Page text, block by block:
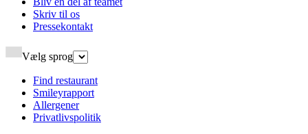
Skriv til os​​​​‌ ‍ ​‍​‍‌‍ ‌ ​‍‌‍‍‌‌‍‌ ‌‍‍‌‌‍ ‍​‍​‍​ ‍‍​‍​‍‌ ​ ‌‍​‌‌‍ ‍‌‍‍‌‌ ‌​‌ ‍‌​‍ ‍‌‍‍‌‌‍ ​‍​‍​‍ ​​‍​‍‌‍‍​‌ ​‍‌‍‌‌‌‍‌‍​‍​‍​ ‍‍​‍​‍‌‍‍​‌ ‌​‌ ‌​‌ ​​‌ ​ ​ ‍‍​‍ ​‍ ‌‍ ‍‌‍ ‌ ​‍‌‍‌​‌‍‍‌‌‍​ ​‍ ‌‌‍​‍‌‍‍‌‌ ‌​‌‍‌‌‌ ​ ​‍ ‌‌‍‌ ‌ ​‍‌‍ ‌ ‌‌‌ ​​​‍ ‌‌ ​ ‌ ‌​‌ ‌‌‌‍‌​‌‍‍‌‌‍ ​‍ ‍‌ ‌‍‌‍‌‌‌ ​‍‌‍​ ‌‍‌‌‌‍ ​​‍ ‍‌‍​‌‌ ​​‌ ​​​‍ ‌‍‍‌‌‍ ‍‌ ‌​‌‍‌‌‌‍ ‍‌ ‌​​‍ ‌‍‌‌‌‍‌​‌‍‍‌‌ ‌​​‍ ‌‍ ‌‌‍ ‌‍‌​‌‍‌‌​ ‌‌ ​​‌ ​‍‌‍‌‌‌ ​ ‌‍‌‌‌‍ ‍‌ ‌​‌‍​‌‌ ‌​‌‍‍‌‌‍ ‌‍ ‍​ ‍ ‌‍‍‌‌‍‌​​ ‌‌‍​‍​ ‌ ​ ​‍‌‍‌‍​ ​​‌‍​‌​ ​‍​ ‌‍​‍ ‌​ ​​‌‍​ ​ ‌ ​ ​‍​‍ ‌​ ‌​‌‍‌​​ ‌ ​ ‌‍​‍ ‌‌‍​‍​ ‌​​ ‌ ‌‍‌‌​‍ ‌​ ​ ​ ‍‌‌‍​‌‌‍‌‍‌‍​‌​ ​‍​ ​‍‌‍​ ‌‍‌‍‌‍‌‍​ ‌‍​ ​‌​ ‍ ‌ ‌​‌ ‍‌‌ ​​‌‍‌‌​ ‌‌ ‌ ‌‍‌‌‌‍​‍‌ ​ ‌‍‍‌‌ ‌​‌‍‌‌‌​ ‍‌‍​‌‌ ‌‍‌‍‍‌‌‍‌ ‌‍​‌‌ ‌​‌‍‍‌‌‍ ‌‍ ‍‌​‍‌‌ ‌​‌‍‌‌‌‍ ‌​ ‍ ‌ ​​‌‍​‌‌ ‌​‌‍‍​​ ‌‌‍ ​‌‍​‌‌‍​‍‌‍‌‌‌‍ ​​‍‌‌​ ‌‌‌​​‍‌‌ ‌‍‍ ‌‍‌‌‌ ‍‌​‍‌‌​ ​ ‌​‌​​‍‌‌​ ​ ‌​‌​​‍‌‌​ ​‍​ ​‍‌‍‌​‌‍​‌​‍‌‌​ ​‍​ ​‍​‍‌‌​ ‌‌‌​‌​​‍ ‍‌ ‌‍‌‍​‌‌‍ ​‌ ‌‌‌‍‌‌​ ‌‍​‍‌‍​‌‌ ​ ‌‍‌‌‌‌‌‌‌ ​‍‌‍ ​​ ‌‌‍‍​‌ ‌​‌ ‌​‌ ​​‌ ​ ​‍‌‌​ ​ ‌​​‌​‍‌‌​ ​‍‌​‌‍​‍‌‌​ ​‍‌​‌‍‌‍ ‍‌‍ ‌ ​‍‌‍‌​‌‍‍‌‌‍​ ​‍ ‌‌‍​‍‌‍‍‌‌ ‌​‌‍‌‌‌ ​ ​‍ ‌‌‍‌ ‌ ​‍‌‍ ‌ ‌‌‌ ​​​‍ ‌‌ ​ ‌ ‌​‌ ‌‌‌‍‌​‌‍‍‌‌‍ ​‍ ‍‌ ‌‍‌‍‌‌‌ ​‍‌‍​ ‌‍‌‌‌‍ ​​‍ ‍‌‍​‌‌ ​​‌ ​​​‍‌‍‌‍‍‌‌‍‌​​ ‌‌‍​‍​ ‌ ​ ​‍‌‍‌‍​ ​​‌‍​‌​ ​‍​ ‌‍​‍ ‌​ ​​‌‍​ ​ ‌ ​ ​‍​‍ ‌​ ‌​‌‍‌​​ ‌ ​ ‌‍​‍ ‌‌‍​‍​ ‌​​ ‌ ‌‍‌‌​‍ ‌​ ​ ​ ‍‌‌‍​‌‌‍‌‍‌‍​‌​ ​‍​ ​‍‌‍​ ‌‍‌‍‌‍‌‍​ ‌‍​ ​‌​‍‌‍‌ ‌​‌ ‍‌‌ ​​‌‍‌‌​ ‌‌ ‌ ‌‍‌‌‌‍​‍‌ ​ ‌‍‍‌‌ ‌​‌‍‌‌‌​ ‍‌‍​‌‌ ‌‍‌‍‍‌‌‍‌ ‌‍​‌‌ ‌​‌‍‍‌‌‍ ‌‍ ‍‌​‍‌‌ ‌​‌‍‌‌‌‍ ‌​‍‌‍‌ ​​‌‍​‌‌ ‌​‌‍‍​​ ‌‌‍ ​‌‍​‌‌‍​‍‌‍‌‌‌‍ ​​‍‌‌​ ‌‌‌​​‍‌‌ ‌‍‍ ‌‍‌‌‌ ‍‌​‍‌‌​ ​ ‌​‌​​‍‌‌​ ​ ‌​‌​​‍‌‌​ ​‍​ ​‍‌‍‌​‌‍​‌​‍‌‌​ ​‍​ ​‍​‍‌‌​ ‌‌‌​‌​​‍ ‍‌ ‌‍‌‍​‌‌‍ ​‌ ‌‌‌‍‌‌​‍‌‍‌ ​​‌‍‌‌‌ ​‍‌ ​ ‌ ​​‌‍‌‌‌‍​ ‌ ‌​‌‍‍‌‌ ‌‍‌‍‌‌​ ‌‌ ​​‌ ‌‌‌‍​‍‌‍ ​‌‍‍‌‌ ​ ‌‍‍​‌‍‌‌‌‍‌​​‍​‍‌ ‌
Pressekontakt​​​​‌ ‍ ​‍​‍‌‍ ‌ ​‍‌‍‍‌‌‍‌ ‌‍‍‌‌‍ ‍​‍​‍​ ‍‍​‍​‍‌ ​ ‌‍​‌‌‍ ‍‌‍‍‌‌ ‌​‌ ‍‌​‍ ‍‌‍‍‌‌‍ ​‍​‍​‍ ​​‍​‍‌‍‍​‌ ​‍‌‍‌‌‌‍‌‍​‍​‍​ ‍‍​‍​‍‌‍‍​‌ ‌​‌ ‌​‌ ​​‌ ​ ​ ‍‍​‍ ​‍ ‌‍ ‍‌‍ ‌ ​‍‌‍‌​‌‍‍‌‌‍​ ​‍ ‌‌‍​‍‌‍‍‌‌ ‌​‌‍‌‌‌ ​ ​‍ ‌‌‍‌ ‌ ​‍‌‍ ‌ ‌‌‌ ​​​‍ ‌‌ ​ ‌ ‌​‌ ‌‌‌‍‌​‌‍‍‌‌‍ ​‍ ‍‌ ‌‍‌‍‌‌‌ ​‍‌‍​ ‌‍‌‌‌‍ ​​‍ ‍‌‍​‌‌ ​​‌ ​​​‍ ‌‍‍‌‌‍ ‍‌ ‌​‌‍‌‌‌‍ ‍‌ ‌​​‍ ‌‍‌‌‌‍‌​‌‍‍‌‌ ‌​​‍ ‌‍ ‌‌‍ ‌‍‌​‌‍‌‌​ ‌‌ ​​‌ ​‍‌‍‌‌‌ ​ ‌‍‌‌‌‍ ‍‌ ‌​‌‍​‌‌ ‌​‌‍‍‌‌‍ ‌‍ ‍​ ‍ ‌‍‍‌‌‍‌​​ ‌​ ‌‍​ ‌​​ ​ ‌‍‌​​ ‍‌​ ‍‌​ ‌‌‌‍‌‍​‍ ‌​ ​​‌‍‌‍‌‍​‌​ ‌‍​‍ ‌​ ‌​‌‍‌‍​ ‌‌​ ‌​​‍ ‌‌‍​‌​ ​ ​ ​‍​ ‌ ​‍ ‌​ ​‍‌‍‌‌‌‍‌‍‌‍​‌​ ​‍​ ​‍​ ​ ​ ‌ ‌‍‌‌​ ​​​ ​​​ ‌ ​ ‍ ‌ ‌​‌ ‍‌‌ ​​‌‍‌‌​ ‌‌ ‌ ‌‍‌‌‌‍​‍‌ ​ ‌‍‍‌‌ ‌​‌‍‌‌‌​ ‍‌‍​‌‌ ‌‍‌‍‍‌‌‍‌ ‌‍​‌‌ ‌​‌‍‍‌‌‍ ‌‍ ‍‌​‍‌‌ ‌​‌‍‌‌‌‍ ‌​ ‍ ‌ ​​‌‍​‌‌ ‌​‌‍‍​​ ‌‌‍ ​‌‍​‌‌‍​‍‌‍‌‌‌‍ ​​‍‌‌​ ‌‌‌​​‍‌‌ ‌‍‍ ‌‍‌‌‌ ‍‌​‍‌‌​ ​ ‌​‌​​‍‌‌​ ​ ‌​‌​​‍‌‌​ ​‍​ ​‍‌‍‌​‌‍​‌​‍‌‌​ ​‍​ ​‍​‍‌‌​ ‌‌‌​‌​​‍ ‍‌ ‌‍‌‍​‌‌‍ ​‌ ‌‌‌‍‌‌​ ‌‍​‍‌‍​‌‌ ​ ‌‍‌‌‌‌‌‌‌ ​‍‌‍ ​​ ‌‌‍‍​‌ ‌​‌ ‌​‌ ​​‌ ​ ​‍‌‌​ ​ ‌​​‌​‍‌‌​ ​‍‌​‌‍​‍‌‌​ ​‍‌​‌‍‌‍ ‍‌‍ ‌ ​‍‌‍‌​‌‍‍‌‌‍​ ​‍ ‌‌‍​‍‌‍‍‌‌ ‌​‌‍‌‌‌ ​ ​‍ ‌‌‍‌ ‌ ​‍‌‍ ‌ ‌‌‌ ​​​‍ ‌‌ ​ ‌ ‌​‌ ‌‌‌‍‌​‌‍‍‌‌‍ ​‍ ‍‌ ‌‍‌‍‌‌‌ ​‍‌‍​ ‌‍‌‌‌‍ ​​‍ ‍‌‍​‌‌ ​​‌ ​​​‍‌‍‌‍‍‌‌‍‌​​ ‌​ ‌‍​ ‌​​ ​ ‌‍‌​​ ‍‌​ ‍‌​ ‌‌‌‍‌‍​‍ ‌​ ​​‌‍‌‍‌‍​‌​ ‌‍​‍ ‌​ ‌​‌‍‌‍​ ‌‌​ ‌​​‍ ‌‌‍​‌​ ​ ​ ​‍​ ‌ ​‍ ‌​ ​‍‌‍‌‌‌‍‌‍‌‍​‌​ ​‍​ ​‍​ ​ ​ ‌ ‌‍‌‌​ ​​​ ​​​ ‌ ​‍‌‍‌ ‌​‌ ‍‌‌ ​​‌‍‌‌​ ‌‌ ‌ ‌‍‌‌‌‍​‍‌ ​ ‌‍‍‌‌ ‌​‌‍‌‌‌​ ‍‌‍​‌‌ ‌‍‌‍‍‌‌‍‌ ‌‍​‌‌ ‌​‌‍‍‌‌‍ ‌‍ ‍‌​‍‌‌ ‌​‌‍‌‌‌‍ ‌​‍‌‍‌ ​​‌‍​‌‌ ‌​‌‍‍​​ ‌‌‍ ​‌‍​‌‌‍​‍‌‍‌‌‌‍ ​​‍‌‌​ ‌‌‌​​‍‌‌ ‌‍‍ ‌‍‌‌‌ ‍‌​‍‌‌​ ​ ‌​‌​​‍‌‌​ ​ ‌​‌​​‍‌‌​ ​‍​ ​‍‌‍‌​‌‍​‌​‍‌‌​ ​‍​ ​‍​‍‌‌​ ‌‌‌​‌​​‍ ‍‌ ‌‍‌‍​‌‌‍ ​‌ ‌‌‌‍‌‌​‍‌‍‌ ​​‌‍‌‌‌ ​‍‌ ​ ‌ ​​‌‍‌‌‌‍​ ‌ ‌​‌‍‍‌‌ ‌‍‌‍‌‌​ ‌‌ ​​‌ ‌‌‌‍​‍‌‍ ​‌‍‍‌‌ ​ ‌‍‍​‌‍‌‌‌‍‌​​‍​‍‌ ‌
Vælg sprog
Find restaurant​​​​‌ ‍ ​‍​‍‌‍ ‌ ​‍‌‍‍‌‌‍‌ ‌‍‍‌‌‍ ‍​‍​‍​ ‍‍​‍​‍‌ ​ ‌‍​‌‌‍ ‍‌‍‍‌‌ ‌​‌ ‍‌​‍ ‍‌‍‍‌‌‍ ​‍​‍​‍ ​​‍​‍‌‍‍​‌ ​‍‌‍‌‌‌‍‌‍​‍​‍​ ‍‍​‍​‍‌‍‍​‌ ‌​‌ ‌​‌ ​​‌ ​ ​ ‍‍​‍ ​‍ ‌‍ ‍‌‍ ‌ ​‍‌‍‌​‌‍‍‌‌‍​ ​‍ ‌‌‍​‍‌‍‍‌‌ ‌​‌‍‌‌‌ ​ ​‍ ‌‌‍‌ ‌ ​‍‌‍ ‌ ‌‌‌ ​​​‍ ‌‌ ​ ‌ ‌​‌ ‌‌‌‍‌​‌‍‍‌‌‍ ​‍ ‍‌ ‌‍‌‍‌‌‌ ​‍‌‍​ ‌‍‌‌‌‍ ​​‍ ‍‌‍​‌‌ ​​‌ ​​​‍ ‌‍‍‌‌‍ ‍‌ ‌​‌‍‌‌‌‍ ‍‌ ‌​​‍ ‌‍‌‌‌‍‌​‌‍‍‌‌ ‌​​‍ ‌‍ ‌‌‍ ‌‍‌​‌‍‌‌​ ‌‌ ​​‌ ​‍‌‍‌‌‌ ​ ‌‍‌‌‌‍ ‍‌ ‌​‌‍​‌‌ ‌​‌‍‍‌‌‍ ‌‍ ‍​ ‍ ‌‍‍‌‌‍‌​​ ‌‌‍​‍​ ​‌​ ‌​​ ‌‍​ ‌ ​ ‍​​ ‍​​ ​‍​‍ ‌​ ‌‍​ ‌‌​ ‌​‌‍‌‍​‍ ‌​ ‌​​ ‌‍​ ​‌​ ‌‍​‍ ‌​ ‍‌​ ‍‌​ ‌‌​ ‌‌​‍ ‌‌‍‌‍​ ‍​‌‍​‍‌‍‌​​ ‍‌​ ​‌‌‍​‍​ ‍​​ ‍​‌‍‌‌​ ​ ​ ‍​​ ‍ ‌ ‌​‌ ‍‌‌ ​​‌‍‌‌​ ‌‌ ‌ ‌‍‌‌‌‍​‍‌ ​ ‌‍‍‌‌ ‌​‌‍‌‌‌​ ‍‌‍​‌‌ ‌‍‌‍‍‌‌‍‌ ‌‍​‌‌ ‌​‌‍‍‌‌‍ ‌‍ ‍‌​‍‌‌ ‌​‌‍‌‌‌‍ ‌​ ‍ ‌ ​​‌‍​‌‌ ‌​‌‍‍​​ ‌‌‍ ​‌‍​‌‌‍​‍‌‍‌‌‌‍ ​​‍‌‌​ ‌‌‌​​‍‌‌ ‌‍‍ ‌‍‌‌‌ ‍‌​‍‌‌​ ​ ‌​‌​​‍‌‌​ ​ ‌​‌​​‍‌‌​ ​‍​ ​‍‌‍‌​‌‍​‌​‍‌‌​ ​‍​ ​‍​‍‌‌​ ‌‌‌​‌​​‍ ‍‌ ‌‍‌‍​‌‌‍ ​‌ ‌‌‌‍‌‌​ ‌‍​‍‌‍​‌‌ ​ ‌‍‌‌‌‌‌‌‌ ​‍‌‍ ​​ ‌‌‍‍​‌ ‌​‌ ‌​‌ ​​‌ ​ ​‍‌‌​ ​ ‌​​‌​‍‌‌​ ​‍‌​‌‍​‍‌‌​ ​‍‌​‌‍‌‍ ‍‌‍ ‌ ​‍‌‍‌​‌‍‍‌‌‍​ ​‍ ‌‌‍​‍‌‍‍‌‌ ‌​‌‍‌‌‌ ​ ​‍ ‌‌‍‌ ‌ ​‍‌‍ ‌ ‌‌‌ ​​​‍ ‌‌ ​ ‌ ‌​‌ ‌‌‌‍‌​‌‍‍‌‌‍ ​‍ ‍‌ ‌‍‌‍‌‌‌ ​‍‌‍​ ‌‍‌‌‌‍ ​​‍ ‍‌‍​‌‌ ​​‌ ​​​‍‌‍‌‍‍‌‌‍‌​​ ‌‌‍​‍​ ​‌​ ‌​​ ‌‍​ ‌ ​ ‍​​ ‍​​ ​‍​‍ ‌​ ‌‍​ ‌‌​ ‌​‌‍‌‍​‍ ‌​ ‌​​ ‌‍​ ​‌​ ‌‍​‍ ‌​ ‍‌​ ‍‌​ ‌‌​ ‌‌​‍ ‌‌‍‌‍​ ‍​‌‍​‍‌‍‌​​ ‍‌​ ​‌‌‍​‍​ ‍​​ ‍​‌‍‌‌​ ​ ​ ‍​​‍‌‍‌ ‌​‌ ‍‌‌ ​​‌‍‌‌​ ‌‌ ‌ ‌‍‌‌‌‍​‍‌ ​ ‌‍‍‌‌ ‌​‌‍‌‌‌​ ‍‌‍​‌‌ ‌‍‌‍‍‌‌‍‌ ‌‍​‌‌ ‌​‌‍‍‌‌‍ ‌‍ ‍‌​‍‌‌ ‌​‌‍‌‌‌‍ ‌​‍‌‍‌ ​​‌‍​‌‌ ‌​‌‍‍​​ ‌‌‍ ​‌‍​‌‌‍​‍‌‍‌‌‌‍ ​​‍‌‌​ ‌‌‌​​‍‌‌ ‌‍‍ ‌‍‌‌‌ ‍‌​‍‌‌​ ​ ‌​‌​​‍‌‌​ ​ ‌​‌​​‍‌‌​ ​‍​ ​‍‌‍‌​‌‍​‌​‍‌‌​ ​‍​ ​‍​‍‌‌​ ‌‌‌​‌​​‍ ‍‌ ‌‍‌‍​‌‌‍ ​‌ ‌‌‌‍‌‌​‍‌‍‌ ​​‌‍‌‌‌ ​‍‌ ​ ‌ ​​‌‍‌‌‌‍​ ‌ ‌​‌‍‍‌‌ ‌‍‌‍‌‌​ ‌‌ ​​‌ ‌‌‌‍​‍‌‍ ​‌‍‍‌‌ ​ ‌‍‍​‌‍‌‌‌‍‌​​‍​‍‌ ‌
Smileyrapport​​​​‌ ‍ ​‍​‍‌‍ ‌ ​‍‌‍‍‌‌‍‌ ‌‍‍‌‌‍ ‍​‍​‍​ ‍‍​‍​‍‌ ​ ‌‍​‌‌‍ ‍‌‍‍‌‌ ‌​‌ ‍‌​‍ ‍‌‍‍‌‌‍ ​‍​‍​‍ ​​‍​‍‌‍‍​‌ ​‍‌‍‌‌‌‍‌‍​‍​‍​ ‍‍​‍​‍‌‍‍​‌ ‌​‌ ‌​‌ ​​‌ ​ ​ ‍‍​‍ ​‍ ‌‍ ‍‌‍ ‌ ​‍‌‍‌​‌‍‍‌‌‍​ ​‍ ‌‌‍​‍‌‍‍‌‌ ‌​‌‍‌‌‌ ​ ​‍ ‌‌‍‌ ‌ ​‍‌‍ ‌ ‌‌‌ ​​​‍ ‌‌ ​ ‌ ‌​‌ ‌‌‌‍‌​‌‍‍‌‌‍ ​‍ ‍‌ ‌‍‌‍‌‌‌ ​‍‌‍​ ‌‍‌‌‌‍ ​​‍ ‍‌‍​‌‌ ​​‌ ​​​‍ ‌‍‍‌‌‍ ‍‌ ‌​‌‍‌‌‌‍ ‍‌ ‌​​‍ ‌‍‌‌‌‍‌​‌‍‍‌‌ ‌​​‍ ‌‍ ‌‌‍ ‌‍‌​‌‍‌‌​ ‌‌ ​​‌ ​‍‌‍‌‌‌ ​ ‌‍‌‌‌‍ ‍‌ ‌​‌‍​‌‌ ‌​‌‍‍‌‌‍ ‌‍ ‍​ ‍ ‌‍‍‌‌‍‌​​ ‌‌‍​‍​ ‌ ​ ​​‌‍‌‍‌‍‌‌​ ‍​‌‍‌‌​ ‌‍​‍ ‌‌‍​ ‌‍‌‌‌‍‌​​ ‌‍​‍ ‌​ ‌​‌‍​‍​ ​ ​ ​‌​‍ ‌​ ‍‌​ ​​‌‍‌‌​ ‌‍​‍ ‌​ ‌‍​ ​ ‌‍‌‌​ ​ ​ ​​‌‍​ ​ ‍‌​ ​​​ ‌​​ ​ ​ ​‍​ ‍​​ ‍ ‌ ‌​‌ ‍‌‌ ​​‌‍‌‌​ ‌‌ ‌ ‌‍‌‌‌‍​‍‌ ​ ‌‍‍‌‌ ‌​‌‍‌‌‌​ ‍‌‍​‌‌ ‌‍‌‍‍‌‌‍‌ ‌‍​‌‌ ‌​‌‍‍‌‌‍ ‌‍ ‍‌​‍‌‌ ‌​‌‍‌‌‌‍ ‌​ ‍ ‌ ​​‌‍​‌‌ ‌​‌‍‍​​ ‌‌‍ ​‌‍​‌‌‍​‍‌‍‌‌‌‍ ​​‍‌‌​ ‌‌‌​​‍‌‌ ‌‍‍ ‌‍‌‌‌ ‍‌​‍‌‌​ ​ ‌​‌​​‍‌‌​ ​ ‌​‌​​‍‌‌​ ​‍​ ​‍‌‍‌​‌‍​‌​‍‌‌​ ​‍​ ​‍​‍‌‌​ ‌‌‌​‌​​‍ ‍‌ ‌‍‌‍​‌‌‍ ​‌ ‌‌‌‍‌‌​ ‌‍​‍‌‍​‌‌ ​ ‌‍‌‌‌‌‌‌‌ ​‍‌‍ ​​ ‌‌‍‍​‌ ‌​‌ ‌​‌ ​​‌ ​ ​‍‌‌​ ​ ‌​​‌​‍‌‌​ ​‍‌​‌‍​‍‌‌​ ​‍‌​‌‍‌‍ ‍‌‍ ‌ ​‍‌‍‌​‌‍‍‌‌‍​ ​‍ ‌‌‍​‍‌‍‍‌‌ ‌​‌‍‌‌‌ ​ ​‍ ‌‌‍‌ ‌ ​‍‌‍ ‌ ‌‌‌ ​​​‍ ‌‌ ​ ‌ ‌​‌ ‌‌‌‍‌​‌‍‍‌‌‍ ​‍ ‍‌ ‌‍‌‍‌‌‌ ​‍‌‍​ ‌‍‌‌‌‍ ​​‍ ‍‌‍​‌‌ ​​‌ ​​​‍‌‍‌‍‍‌‌‍‌​​ ‌‌‍​‍​ ‌ ​ ​​‌‍‌‍‌‍‌‌​ ‍​‌‍‌‌​ ‌‍​‍ ‌‌‍​ ‌‍‌‌‌‍‌​​ ‌‍​‍ ‌​ ‌​‌‍​‍​ ​ ​ ​‌​‍ ‌​ ‍‌​ ​​‌‍‌‌​ ‌‍​‍ ‌​ ‌‍​ ​ ‌‍‌‌​ ​ ​ ​​‌‍​ ​ ‍‌​ ​​​ ‌​​ ​ ​ ​‍​ ‍​​‍‌‍‌ ‌​‌ ‍‌‌ ​​‌‍‌‌​ ‌‌ ‌ ‌‍‌‌‌‍​‍‌ ​ ‌‍‍‌‌ ‌​‌‍‌‌‌​ ‍‌‍​‌‌ ‌‍‌‍‍‌‌‍‌ ‌‍​‌‌ ‌​‌‍‍‌‌‍ ‌‍ ‍‌​‍‌‌ ‌​‌‍‌‌‌‍ ‌​‍‌‍‌ ​​‌‍​‌‌ ‌​‌‍‍​​ ‌‌‍ ​‌‍​‌‌‍​‍‌‍‌‌‌‍ ​​‍‌‌​ ‌‌‌​​‍‌‌ ‌‍‍ ‌‍‌‌‌ ‍‌​‍‌‌​ ​ ‌​‌​​‍‌‌​ ​ ‌​‌​​‍‌‌​ ​‍​ ​‍‌‍‌​‌‍​‌​‍‌‌​ ​‍​ ​‍​‍‌‌​ ‌‌‌​‌​​‍ ‍‌ ‌‍‌‍​‌‌‍ ​‌ ‌‌‌‍‌‌​‍‌‍‌ ​​‌‍‌‌‌ ​‍‌ ​ ‌ ​​‌‍‌‌‌‍​ ‌ ‌​‌‍‍‌‌ ‌‍‌‍‌‌​ ‌‌ ​​‌ ‌‌‌‍​‍‌‍ ​‌‍‍‌‌ ​ ‌‍‍​‌‍‌‌‌‍‌​​‍​‍‌ ‌
Allergener​​​​‌ ‍ ​‍​‍‌‍ ‌ ​‍‌‍‍‌‌‍‌ ‌‍‍‌‌‍ ‍​‍​‍​ ‍‍​‍​‍‌ ​ ‌‍​‌‌‍ ‍‌‍‍‌‌ ‌​‌ ‍‌​‍ ‍‌‍‍‌‌‍ ​‍​‍​‍ ​​‍​‍‌‍‍​‌ ​‍‌‍‌‌‌‍‌‍​‍​‍​ ‍‍​‍​‍‌‍‍​‌ ‌​‌ ‌​‌ ​​‌ ​ ​ ‍‍​‍ ​‍ ‌‍ ‍‌‍ ‌ ​‍‌‍‌​‌‍‍‌‌‍​ ​‍ ‌‌‍​‍‌‍‍‌‌ ‌​‌‍‌‌‌ ​ ​‍ ‌‌‍‌ ‌ ​‍‌‍ ‌ ‌‌‌ ​​​‍ ‌‌ ​ ‌ ‌​‌ ‌‌‌‍‌​‌‍‍‌‌‍ ​‍ ‍‌ ‌‍‌‍‌‌‌ ​‍‌‍​ ‌‍‌‌‌‍ ​​‍ ‍‌‍​‌‌ ​​‌ ​​​‍ ‌‍‍‌‌‍ ‍‌ ‌​‌‍‌‌‌‍ ‍‌ ‌​​‍ ‌‍‌‌‌‍‌​‌‍‍‌‌ ‌​​‍ ‌‍ ‌‌‍ ‌‍‌​‌‍‌‌​ ‌‌ ​​‌ ​‍‌‍‌‌‌ ​ ‌‍‌‌‌‍ ‍‌ ‌​‌‍​‌‌ ‌​‌‍‍‌‌‍ ‌‍ ‍​ ‍ ‌‍‍‌‌‍‌​​ ‌​ ‌​​ ‍​​ ‌ ‌‍​‍​ ‌​​ ​‌​ ​​‌‍‌​​‍ ‌‌‍‌​​ ‍​‌‍​‍‌‍​‍​‍ ‌​ ‌​‌‍‌‍​ ​​​ ‌​​‍ ‌‌‍​‍​ ‌ ​ ‌ ​ ​ ​‍ ‌​ ‌‍​ ‍‌‌‍‌‍​ ‌​​ ‍​‌‍​ ​ ​‌‌‍‌‍‌‍​ ‌‍‌‍​ ‌‍​ ‌‌​ ‍ ‌ ‌​‌ ‍‌‌ ​​‌‍‌‌​ ‌‌ ‌ ‌‍‌‌‌‍​‍‌ ​ ‌‍‍‌‌ ‌​‌‍‌‌‌​ ‍‌‍​‌‌ ‌‍‌‍‍‌‌‍‌ ‌‍​‌‌ ‌​‌‍‍‌‌‍ ‌‍ ‍‌​‍‌‌ ‌​‌‍‌‌‌‍ ‌​ ‍ ‌ ​​‌‍​‌‌ ‌​‌‍‍​​ ‌‌‍ ​‌‍​‌‌‍​‍‌‍‌‌‌‍ ​​‍‌‌​ ‌‌‌​​‍‌‌ ‌‍‍ ‌‍‌‌‌ ‍‌​‍‌‌​ ​ ‌​‌​​‍‌‌​ ​ ‌​‌​​‍‌‌​ ​‍​ ​‍‌‍‌​‌‍​‌​‍‌‌​ ​‍​ ​‍​‍‌‌​ ‌‌‌​‌​​‍ ‍‌ ‌‍‌‍​‌‌‍ ​‌ ‌‌‌‍‌‌​ ‌‍​‍‌‍​‌‌ ​ ‌‍‌‌‌‌‌‌‌ ​‍‌‍ ​​ ‌‌‍‍​‌ ‌​‌ ‌​‌ ​​‌ ​ ​‍‌‌​ ​ ‌​​‌​‍‌‌​ ​‍‌​‌‍​‍‌‌​ ​‍‌​‌‍‌‍ ‍‌‍ ‌ ​‍‌‍‌​‌‍‍‌‌‍​ ​‍ ‌‌‍​‍‌‍‍‌‌ ‌​‌‍‌‌‌ ​ ​‍ ‌‌‍‌ ‌ ​‍‌‍ ‌ ‌‌‌ ​​​‍ ‌‌ ​ ‌ ‌​‌ ‌‌‌‍‌​‌‍‍‌‌‍ ​‍ ‍‌ ‌‍‌‍‌‌‌ ​‍‌‍​ ‌‍‌‌‌‍ ​​‍ ‍‌‍​‌‌ ​​‌ ​​​‍‌‍‌‍‍‌‌‍‌​​ ‌​ ‌​​ ‍​​ ‌ ‌‍​‍​ ‌​​ ​‌​ ​​‌‍‌​​‍ ‌‌‍‌​​ ‍​‌‍​‍‌‍​‍​‍ ‌​ ‌​‌‍‌‍​ ​​​ ‌​​‍ ‌‌‍​‍​ ‌ ​ ‌ ​ ​ ​‍ ‌​ ‌‍​ ‍‌‌‍‌‍​ ‌​​ ‍​‌‍​ ​ ​‌‌‍‌‍‌‍​ ‌‍‌‍​ ‌‍​ ‌‌​‍‌‍‌ ‌​‌ ‍‌‌ ​​‌‍‌‌​ ‌‌ ‌ ‌‍‌‌‌‍​‍‌ ​ ‌‍‍‌‌ ‌​‌‍‌‌‌​ ‍‌‍​‌‌ ‌‍‌‍‍‌‌‍‌ ‌‍​‌‌ ‌​‌‍‍‌‌‍ ‌‍ ‍‌​‍‌‌ ‌​‌‍‌‌‌‍ ‌​‍‌‍‌ ​​‌‍​‌‌ ‌​‌‍‍​​ ‌‌‍ ​‌‍​‌‌‍​‍‌‍‌‌‌‍ ​​‍‌‌​ ‌‌‌​​‍‌‌ ‌‍‍ ‌‍‌‌‌ ‍‌​‍‌‌​ ​ ‌​‌​​‍‌‌​ ​ ‌​‌​​‍‌‌​ ​‍​ ​‍‌‍‌​‌‍​‌​‍‌‌​ ​‍​ ​‍​‍‌‌​ ‌‌‌​‌​​‍ ‍‌ ‌‍‌‍​‌‌‍ ​‌ ‌‌‌‍‌‌​‍‌‍‌ ​​‌‍‌‌‌ ​‍‌ ​ ‌ ​​‌‍‌‌‌‍​ ‌ ‌​‌‍‍‌‌ ‌‍‌‍‌‌​ ‌‌ ​​‌ ‌‌‌‍​‍‌‍ ​‌‍‍‌‌ ​ ‌‍‍​‌‍‌‌‌‍‌​​‍​‍‌ ‌
Privatlivspolitik​​​​‌ ‍ ​‍​‍‌‍ ‌ ​‍‌‍‍‌‌‍‌ ‌‍‍‌‌‍ ‍​‍​‍​ ‍‍​‍​‍‌ ​ ‌‍​‌‌‍ ‍‌‍‍‌‌ ‌​‌ ‍‌​‍ ‍‌‍‍‌‌‍ ​‍​‍​‍ ​​‍​‍‌‍‍​‌ ​‍‌‍‌‌‌‍‌‍​‍​‍​ ‍‍​‍​‍‌‍‍​‌ ‌​‌ ‌​‌ ​​‌ ​ ​ ‍‍​‍ ​‍ ‌‍ ‍‌‍ ‌ ​‍‌‍‌​‌‍‍‌‌‍​ ​‍ ‌‌‍​‍‌‍‍‌‌ ‌​‌‍‌‌‌ ​ ​‍ ‌‌‍‌ ‌ ​‍‌‍ ‌ ‌‌‌ ​​​‍ ‌‌ ​ ‌ ‌​‌ ‌‌‌‍‌​‌‍‍‌‌‍ ​‍ ‍‌ ‌‍‌‍‌‌‌ ​‍‌‍​ ‌‍‌‌‌‍ ​​‍ ‍‌‍​‌‌ ​​‌ ​​​‍ ‌‍‍‌‌‍ ‍‌ ‌​‌‍‌‌‌‍ ‍‌ ‌​​‍ ‌‍‌‌‌‍‌​‌‍‍‌‌ ‌​​‍ ‌‍ ‌‌‍ ‌‍‌​‌‍‌‌​ ‌‌ ​​‌ ​‍‌‍‌‌‌ ​ ‌‍‌‌‌‍ ‍‌ ‌​‌‍​‌‌ ‌​‌‍‍‌‌‍ ‌‍ ‍​ ‍ ‌‍‍‌‌‍‌​​ ‌​ ‍‌​ ‍​‌‍​‍‌‍‌​‌‍​‍​ ‌​​ ‌ ​ ​‍​‍ ‌‌‍‌​‌‍​ ‌‍‌‌‌‍‌‍​‍ ‌​ ‌​​ ‍​​ ​‍​ ‌‍​‍ ‌‌‍​‌‌‍​ ‌‍​ ​ ‌ ​‍ ‌​ ​ ​ ​ ​ ‌‌​ ​​‌‍​‌​ ‌‌​ ​‍‌‍​ ‌‍‌​​ ‌​‌‍‌‌​ ‌‌​ ‍ ‌ ‌​‌ ‍‌‌ ​​‌‍‌‌​ ‌‌ ‌ ‌‍‌‌‌‍​‍‌ ​ ‌‍‍‌‌ ‌​‌‍‌‌‌​ ‍‌‍​‌‌ ‌‍‌‍‍‌‌‍‌ ‌‍​‌‌ ‌​‌‍‍‌‌‍ ‌‍ ‍‌​‍‌‌ ‌​‌‍‌‌‌‍ ‌​ ‍ ‌ ​​‌‍​‌‌ ‌​‌‍‍​​ ‌‌‍ ​‌‍​‌‌‍​‍‌‍‌‌‌‍ ​​‍‌‌​ ‌‌‌​​‍‌‌ ‌‍‍ ‌‍‌‌‌ ‍‌​‍‌‌​ ​ ‌​‌​​‍‌‌​ ​ ‌​‌​​‍‌‌​ ​‍​ ​‍‌‍‌​‌‍​‌​‍‌‌​ ​‍​ ​‍​‍‌‌​ ‌‌‌​‌​​‍ ‍‌ ‌‍‌‍​‌‌‍ ​‌ ‌‌‌‍‌‌​ ‌‍​‍‌‍​‌‌ ​ ‌‍‌‌‌‌‌‌‌ ​‍‌‍ ​​ ‌‌‍‍​‌ ‌​‌ ‌​‌ ​​‌ ​ ​‍‌‌​ ​ ‌​​‌​‍‌‌​ ​‍‌​‌‍​‍‌‌​ ​‍‌​‌‍‌‍ ‍‌‍ ‌ ​‍‌‍‌​‌‍‍‌‌‍​ ​‍ ‌‌‍​‍‌‍‍‌‌ ‌​‌‍‌‌‌ ​ ​‍ ‌‌‍‌ ‌ ​‍‌‍ ‌ ‌‌‌ ​​​‍ ‌‌ ​ ‌ ‌​‌ ‌‌‌‍‌​‌‍‍‌‌‍ ​‍ ‍‌ ‌‍‌‍‌‌‌ ​‍‌‍​ ‌‍‌‌‌‍ ​​‍ ‍‌‍​‌‌ ​​‌ ​​​‍‌‍‌‍‍‌‌‍‌​​ ‌​ ‍‌​ ‍​‌‍​‍‌‍‌​‌‍​‍​ ‌​​ ‌ ​ ​‍​‍ ‌‌‍‌​‌‍​ ‌‍‌‌‌‍‌‍​‍ ‌​ ‌​​ ‍​​ ​‍​ ‌‍​‍ ‌‌‍​‌‌‍​ ‌‍​ ​ ‌ ​‍ ‌​ ​ ​ ​ ​ ‌‌​ ​​‌‍​‌​ ‌‌​ ​‍‌‍​ ‌‍‌​​ ‌​‌‍‌‌​ ‌‌​‍‌‍‌ ‌​‌ ‍‌‌ ​​‌‍‌‌​ ‌‌ ‌ ‌‍‌‌‌‍​‍‌ ​ ‌‍‍‌‌ ‌​‌‍‌‌‌​ ‍‌‍​‌‌ ‌‍‌‍‍‌‌‍‌ ‌‍​‌‌ ‌​‌‍‍‌‌‍ ‌‍ ‍‌​‍‌‌ ‌​‌‍‌‌‌‍ ‌​‍‌‍‌ ​​‌‍​‌‌ ‌​‌‍‍​​ ‌‌‍ ​‌‍​‌‌‍​‍‌‍‌‌‌‍ ​​‍‌‌​ ‌‌‌​​‍‌‌ ‌‍‍ ‌‍‌‌‌ ‍‌​‍‌‌​ ​ ‌​‌​​‍‌‌​ ​ ‌​‌​​‍‌‌​ ​‍​ ​‍‌‍‌​‌‍​‌​‍‌‌​ ​‍​ ​‍​‍‌‌​ ‌‌‌​‌​​‍ ‍‌ ‌‍‌‍​‌‌‍ ​‌ ‌‌‌‍‌‌​‍‌‍‌ ​​‌‍‌‌‌ ​‍‌ ​ ‌ ​​‌‍‌‌‌‍​ ‌ ‌​‌‍‍‌‌ ‌‍‌‍‌‌​ ‌‌ ​​‌ ‌‌‌‍​‍‌‍ ​‌‍‍‌‌ ​ ‌‍‍​‌‍‌‌‌‍‌​​‍​‍‌ ‌